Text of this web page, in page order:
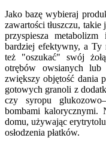
Jako bazę wybieraj
zawartości tłuszczu,
przyspiesza
bardziej efektywny, a Ty
też "oszukać" swój
otrębów owsianych
zwiększy objętość dania
gotowych granoli z
czy syropu
bombami kalorycznymi.
domu, używając
osłodzenia płatków.